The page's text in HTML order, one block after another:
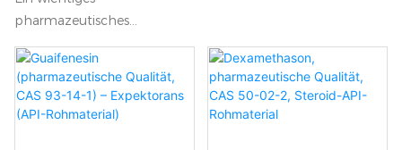
Exportdienstleistungen.
Acetaminophen CAS 103-90-2
pharmazeutisches
Zwischenprodukt, das in
antipyretischen und
analgetischen Präparaten
weit verbreitet ist.